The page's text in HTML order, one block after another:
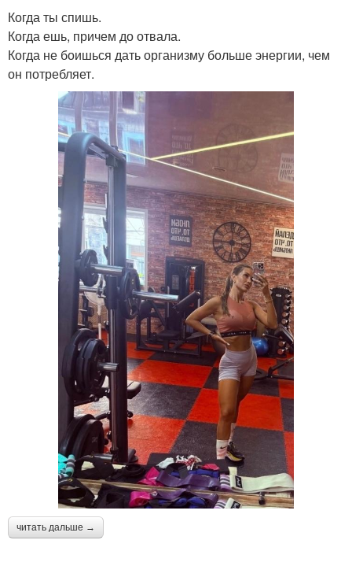
Когда ты спишь.
Когда ешь, причем до отвала.
Когда не боишься дать организму больше энергии, чем
он потребляет.
читать дальше →